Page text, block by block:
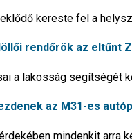
kereste fel a
rendőrök az eltűnt
a lakosság segítségét
az M31-es
mindenkit arra